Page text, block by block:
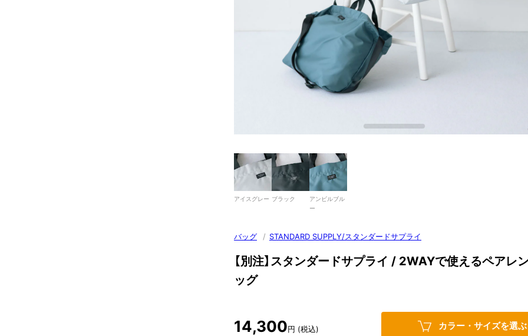
アイスグレー ブラック
アンビルブル
ー
バッグ / STANDARD SUPPLY/スタンダードサプライ
【別注】スタンダードサプライ / 2WAYで使えるペアレ
ッグ
14,300円 (税込) カラー・サイズを選ぶ